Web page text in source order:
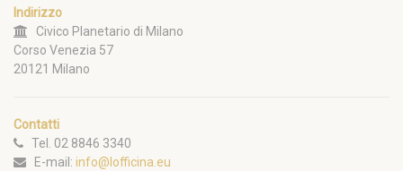
Indirizzo
Civico Planetario di Milano
Corso Venezia 57
20121 Milano
Contatti
Tel. 02 8846 3340
E-mail: info@lofficina.eu